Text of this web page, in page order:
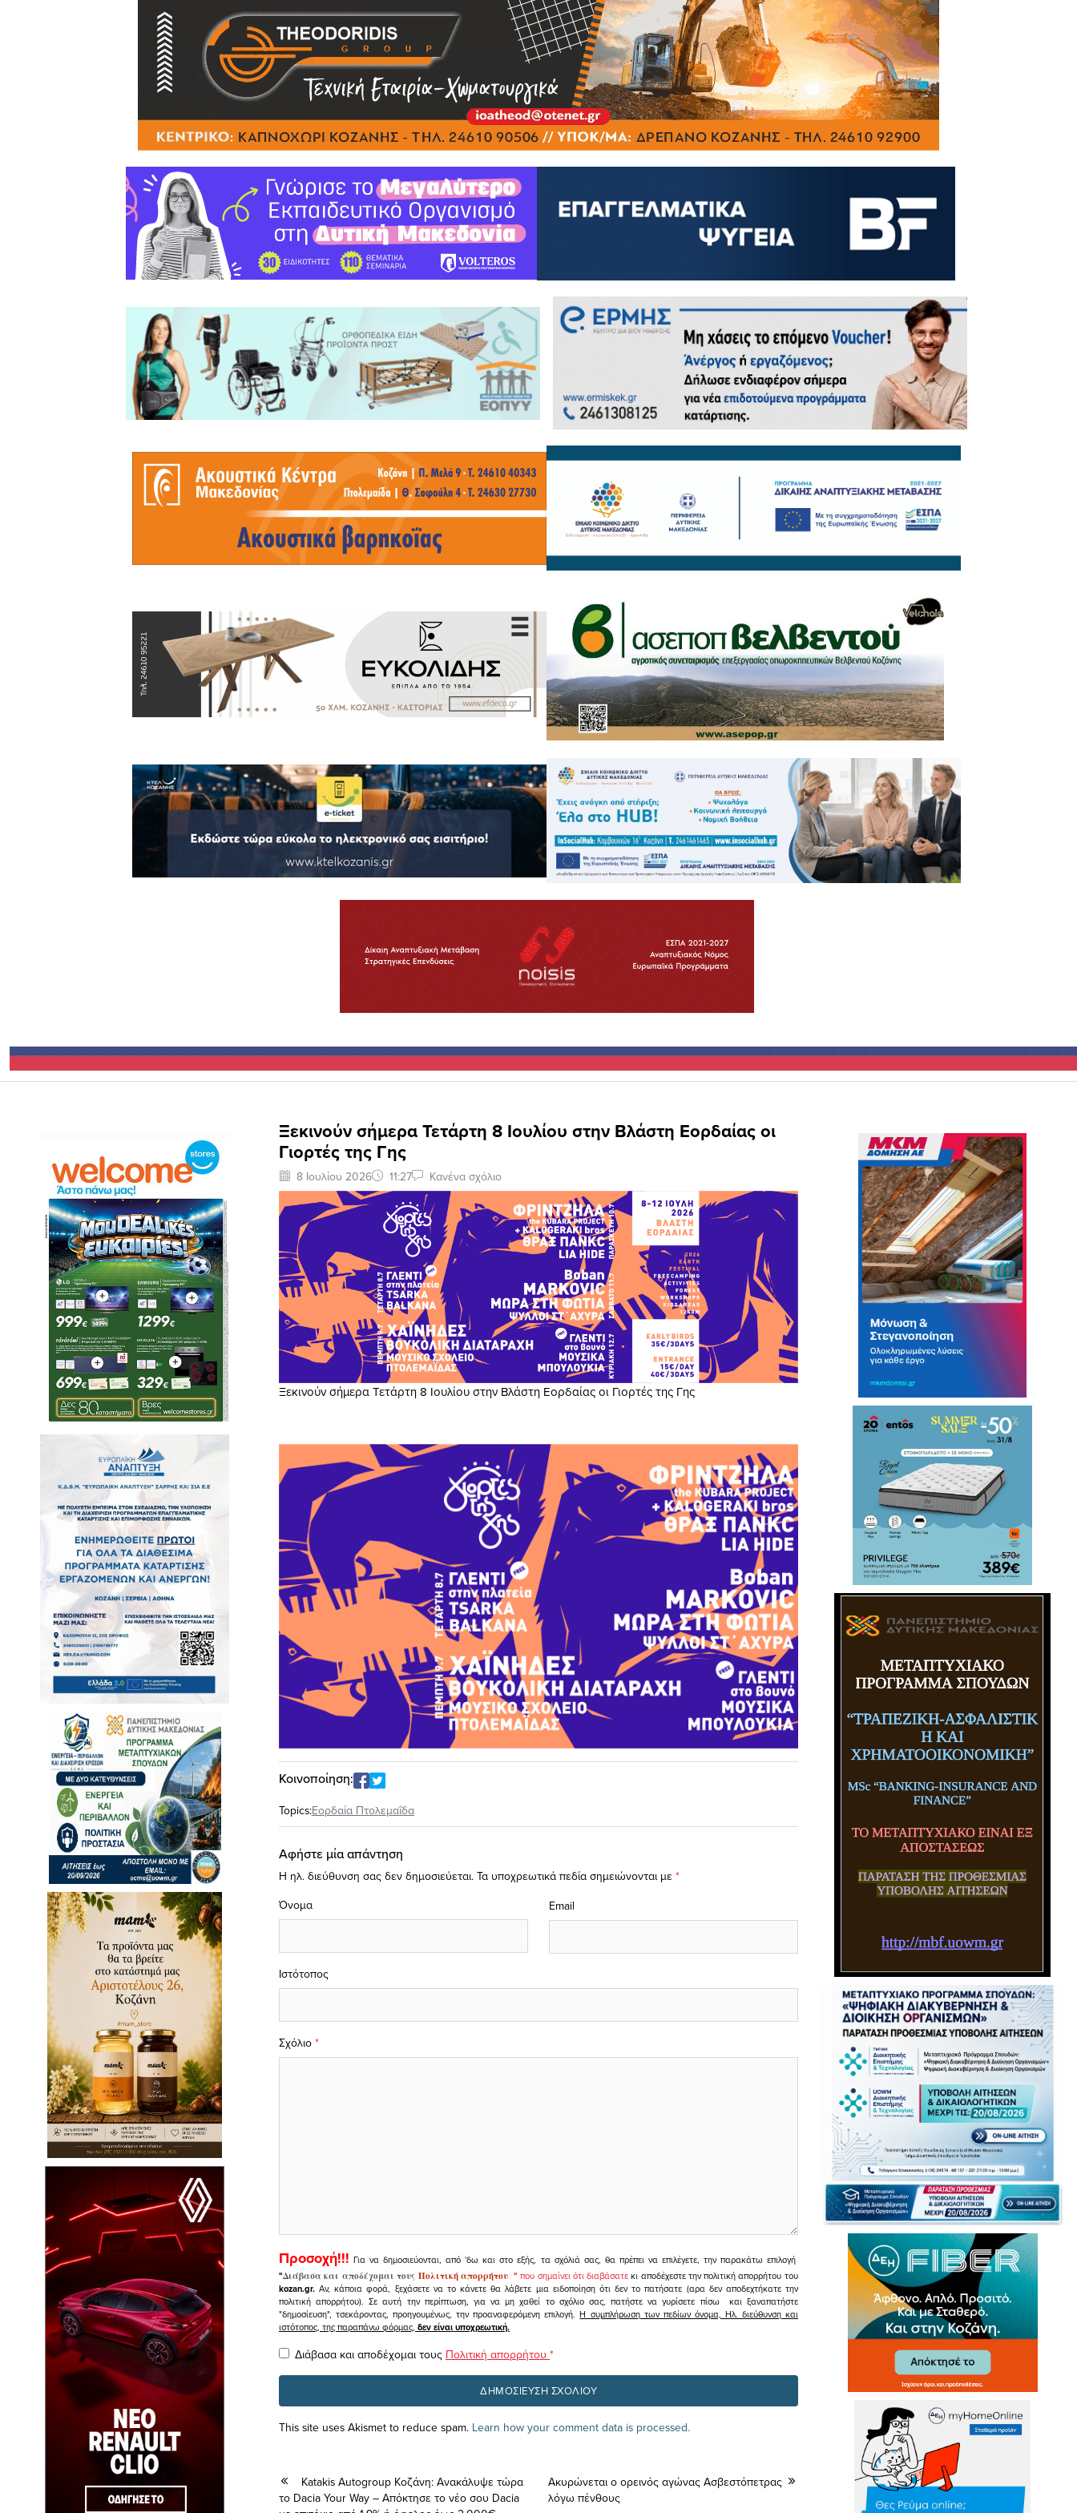
Ξεκινούν σήμερα Τετάρτη 8 Ιουλίου στην Βλάστη Εορδαίας οι
Γιορτές της Γης
8 Ιουλίου 2026 11:27 Κανένα σχόλιο
Ξεκινούν σήμερα Τετάρτη 8 Ιουλίου στην Βλάστη Εορδαίας οι Γιορτές της Γης
Κοινοποίηση:
Topics:Εορδαία Πτολεμαΐδα
Αφήστε μία απάντηση
Η ηλ. διεύθυνση σας δεν δημοσιεύεται. Τα υποχρεωτικά πεδία σημειώνονται με *
Σχόλιο *
Όνομα Email
Ιστότοπος
Προσοχή!!! Για να δημοσιεύονται, από 'δω και στο εξής, τα σχόλιά σας, θα πρέπει να επιλέγετε, την παρακάτω επιλογή
"Διάβασα και αποδέχομαι τουςΠολιτική απορρήτου " που σημαίνει ότι διαβάσατεκι αποδέχεστε την πολιτική απορρήτου του
kozan.gr. Αν, κάποια φορά, ξεχάσετε να το κάνετε θα λάβετε μια ειδοποίηση ότι δεν το πατήσατε (αρα δεν αποδεχτήκατε την
πολιτική απορρήτου). Σε αυτή την περίπτωση, για να μη χαθεί το σχόλιο σας, πατήστε να γυρίσετε πίσω και ξαναπατήστε
"δημοσίευση", τσεκάροντας, προηγουμένως, την προαναφερόμενη επιλογή.Η συμπλήρωση των πεδίων όνομα, Ηλ. διεύθυνση και
ιστότοπος, της παραπάνω φόρμας, δεν είναι υποχρεωτική.
Διάβασα και αποδέχομαι τους Πολιτική απορρήτου *
This site uses Akismet to reduce spam. Learn how your comment data is processed.
Katakis Autogroup Κοζάνη: Ανακάλυψε τώρα
το Dacia Your Way – Aπόκτησε το νέο σου Dacia
Ακυρώνεται ο ορεινός αγώνας Ασβεστόπετρας
λόγω πένθους